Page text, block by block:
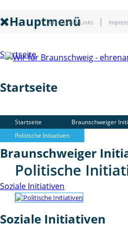
Alle Tipps & Links
Hauptmenü
Startseite
Startseite
Braunschweiger Initiativen
Braunschweiger
Soziale Initiativen
Soziale Initiativen
Startseite
Braunschweiger
Politische Initiativen
Politische